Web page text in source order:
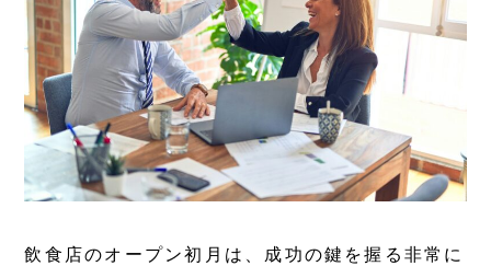
飲食店のオープン初月は、成功の鍵を握る非常に